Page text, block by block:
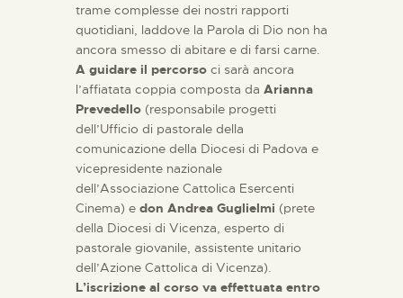
trame complesse dei nostri rapporti
quotidiani, laddove la Parola di Dio non ha
ancora smesso di abitare e di farsi carne.
A guidare il percorso ci sarà ancora
l’affiatata coppia composta da Arianna
Prevedello (responsabile progetti
dell’Ufficio di pastorale della
comunicazione della Diocesi di Padova e
vicepresidente nazionale
dell’Associazione Cattolica Esercenti
Cinema) e don Andrea Guglielmi (prete
della Diocesi di Vicenza, esperto di
pastorale giovanile, assistente unitario
dell’Azione Cattolica di Vicenza).
L’iscrizione al corso va effettuata entro